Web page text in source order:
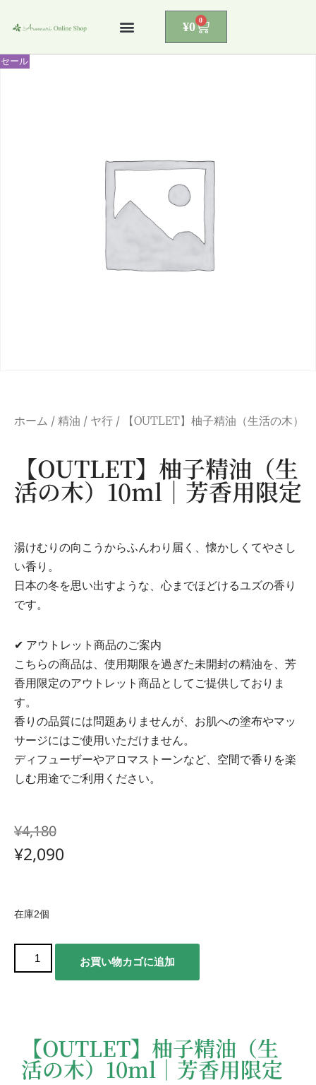
ン
テ
¥0 0
セール
ホーム / 精油 / ヤ行 / 【OUTLET】柚子精油（生活の木）
【OUTLET】柚子精油（生
活の木）10ml｜芳香用限定
湯けむりの向こうからふんわり届く、懐かしくてやさし
い香り。
日本の冬を思い出すような、心までほどけるユズの香り
です。
✔ アウトレット商品のご案内
こちらの商品は、使用期限を過ぎた未開封の精油を、芳
香用限定のアウトレット商品としてご提供しておりま
す。
香りの品質には問題ありませんが、お肌への塗布やマッ
サージにはご使用いただけません。
ディフューザーやアロマストーンなど、空間で香りを楽
しむ用途でご利用ください。
¥4,180
¥2,090
在庫2個
お買い物カゴに追加
【OUTLET】柚子精油（生
活の木）10ml｜芳香用限定